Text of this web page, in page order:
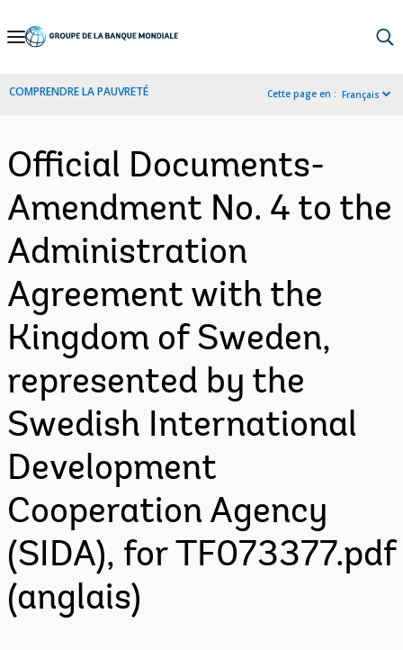
Skip
Navigation
COMPRENDRE LA PAUVRETÉ Cette page en : Français
Official Documents-
Amendment No. 4 to the
Administration
Agreement with the
Kingdom of Sweden,
represented by the
Swedish International
Development
Cooperation Agency
(SIDA), for TF073377.pdf
(anglais)